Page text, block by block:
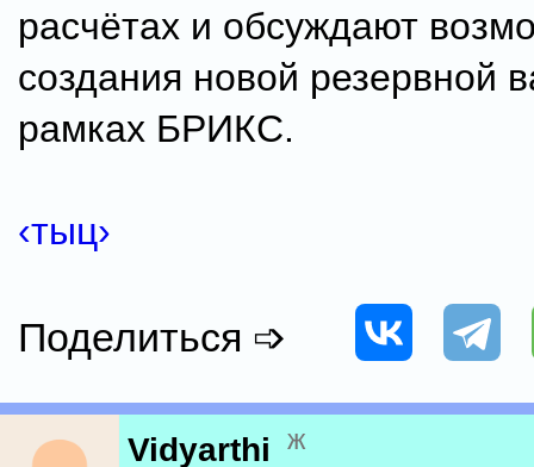
расчётах и обсуждают
создания новой резервной
рамках БРИКС.
‹тыц›
Поделиться ➩
Vidyarthi ж